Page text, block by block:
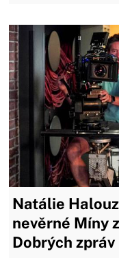
Natálie
nevěrné Míny
Dobrých zpráv